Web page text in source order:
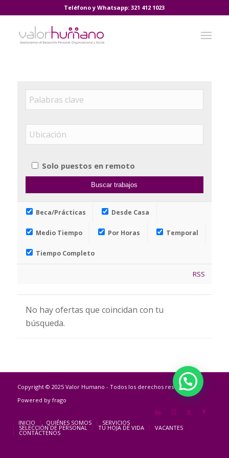
Teléfono y Whatsapp:321 412 1023
Solo puestos en remoto
Beca/Prácticas Desde Casa
Medio Tiempo Por Horas Temporal
Tiempo Completo
RSS
No hay ofertas que coincidan con tu
búsqueda.
Copyright © 2025 Valor Humano - Todos los derechos reservados |
Powered by frago
INICIO QUIÉNES SOMOS SERVICIOS
SELECCIÓN DE PERSONAL TU HOJA DE VIDA VACANTES
CONTÁCTENOS